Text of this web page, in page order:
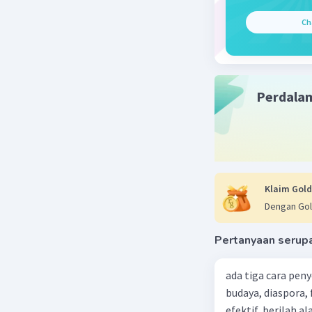
Jadi,
Beri
25 April 2024
RAM
Klaim
Dengan
Pertanyaan
ada tiga cara
budaya,